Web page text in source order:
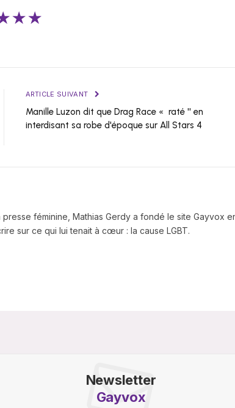
ARTICLE SUIVANT
Manille Luzon dit que Drag Race « raté '' en
interdisant sa robe d'époque sur All Stars 4
féminine, Mathias Gerdy a fondé le site Gayvox
sur ce qui lui tenait à cœur : la cause LGBT.
Newsletter
Gayvox